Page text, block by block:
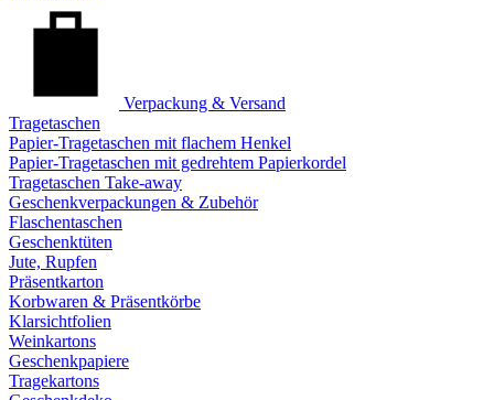
Verpackung & Versand
Tragetaschen
Papier-Tragetaschen mit flachem Henkel
Papier-Tragetaschen mit gedrehtem Papierkordel
Tragetaschen Take-away
Geschenkverpackungen & Zubehör
Flaschentaschen
Geschenktüten
Jute, Rupfen
Präsentkarton
Korbwaren & Präsentkörbe
Klarsichtfolien
Weinkartons
Geschenkpapiere
Tragekartons